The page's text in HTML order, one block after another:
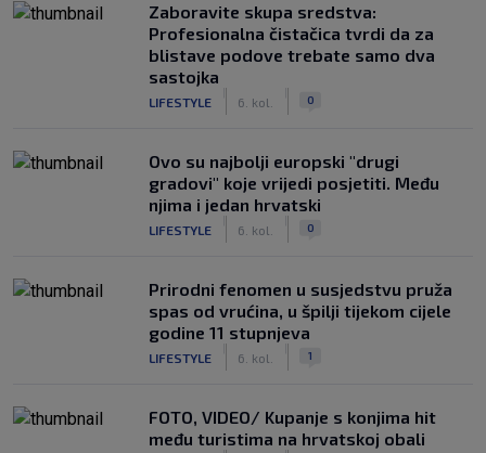
Zaboravite skupa sredstva:
Profesionalna čistačica tvrdi da za
blistave podove trebate samo dva
sastojka
LIFESTYLE 6. kol. 0
Ovo su najbolji europski "drugi
gradovi" koje vrijedi posjetiti. Među
njima i jedan hrvatski
LIFESTYLE 6. kol. 0
Prirodni fenomen u susjedstvu pruža
spas od vrućina, u špilji tijekom cijele
godine 11 stupnjeva
LIFESTYLE 6. kol. 1
FOTO, VIDEO/ Kupanje s konjima hit
među turistima na hrvatskoj obali